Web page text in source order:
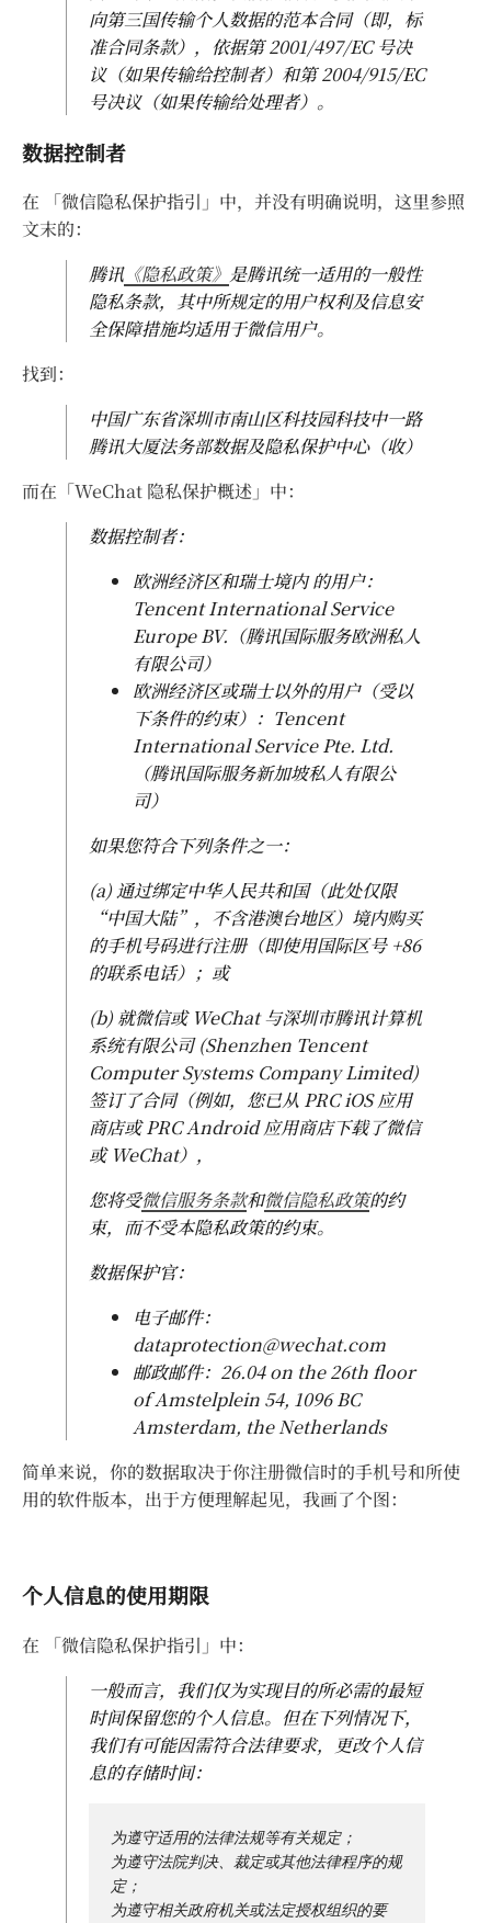
向第三国传输个人数据的范本合同（即，标
准合同条款），依据第 2001/497/EC 号决
议（如果传输给控制者）和第 2004/915/EC
号决议（如果传输给处理者）。
数据控制者
在 「微信隐私保护指引」中，并没有明确说明，这里参照
文末的：
腾讯《隐私政策》 是腾讯统一适用的一般性
隐私条款，其中所规定的用户权利及信息安
全保障措施均适用于微信用户。
找到：
中国广东省深圳市南山区科技园科技中一路
腾讯大厦法务部数据及隐私保护中心（收）
而在「WeChat 隐私保护概述」中：
数据控制者：
欧洲经济区和瑞士境内 的用户：
Tencent International Service
Europe BV.（腾讯国际服务欧洲私人
有限公司）
欧洲经济区或瑞士以外的用户（受以
下条件的约束）：Tencent
International Service Pte. Ltd.
（腾讯国际服务新加坡私人有限公
司）
如果您符合下列条件之一：
(a) 通过绑定中华人民共和国（此处仅限
“中国大陆”，不含港澳台地区）境内购买
的手机号码进行注册（即使用国际区号 +86
的联系电话）；或
(b) 就微信或 WeChat 与深圳市腾讯计算机
系统有限公司 (Shenzhen Tencent
Computer Systems Company Limited)
签订了合同（例如，您已从 PRC iOS 应用
商店或 PRC Android 应用商店下载了微信
或 WeChat），
您将受微信服务条款和微信隐私政策的约
束，而不受本隐私政策的约束。
数据保护官：
电子邮件：
dataprotection@wechat.com
邮政邮件：26.04 on the 26th floor
of Amstelplein 54, 1096 BC
Amsterdam, the Netherlands
简单来说，你的数据取决于你注册微信时的手机号和所使
用的软件版本，出于方便理解起见，我画了个图：
个人信息的使用期限
在 「微信隐私保护指引」中：
一般而言，我们仅为实现目的所必需的最短
时间保留您的个人信息。但在下列情况下，
我们有可能因需符合法律要求，更改个人信
息的存储时间：
为遵守适用的法律法规等有关规定；
为遵守法院判决、裁定或其他法律程序的规
定；
为遵守相关政府机关或法定授权组织的要